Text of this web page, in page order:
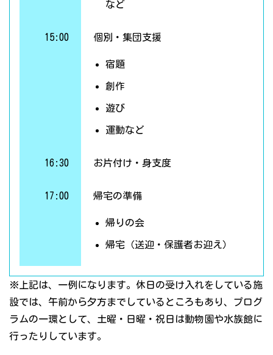
など
15:00 個別・集団支援
宿題
創作
遊び
運動など
16:30 お片付け・身支度
17:00 帰宅の準備
帰りの会
帰宅（送迎・保護者お迎え）
※上記は、一例になります。休日の受け入れをしている施
設では、午前から夕方までしているところもあり、プログ
ラムの一環として、土曜・日曜・祝日は動物園や水族館に
行ったりしています。